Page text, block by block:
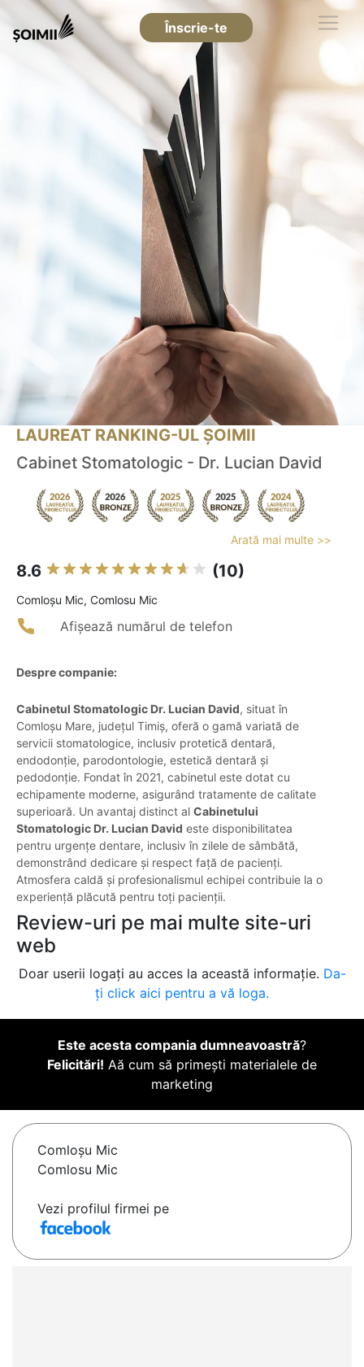
Înscrie-te
LAUREAT RANKING-UL ȘOIMII
Cabinet Stomatologic - Dr. Lucian David
Arată mai multe >>
8.6 (10)
Comloşu Mic, Comlosu Mic
Afișează numărul de telefon
Despre companie:
Cabinetul Stomatologic Dr. Lucian David, situat în
Comloșu Mare, județul Timiș, oferă o gamă variată de
servicii stomatologice, inclusiv protetică dentară,
endodonție, parodontologie, estetică dentară și
pedodonție. Fondat în 2021, cabinetul este dotat cu
echipamente moderne, asigurând tratamente de calitate
superioară. Un avantaj distinct al Cabinetului
Stomatologic Dr. Lucian David este disponibilitatea
pentru urgențe dentare, inclusiv în zilele de sâmbătă,
demonstrând dedicare și respect față de pacienți.
Atmosfera caldă și profesionalismul echipei contribuie la o
experiență plăcută pentru toți pacienții.
Review-uri pe mai multe site-uri
web
Doar userii logați au acces la această informație. Da-
ți click aici pentru a vă loga.
Este acesta compania dumneavoastră?
Felicitări! Aă cum să primești materialele de
marketing
Comloşu Mic
Comlosu Mic
Vezi profilul firmei pe